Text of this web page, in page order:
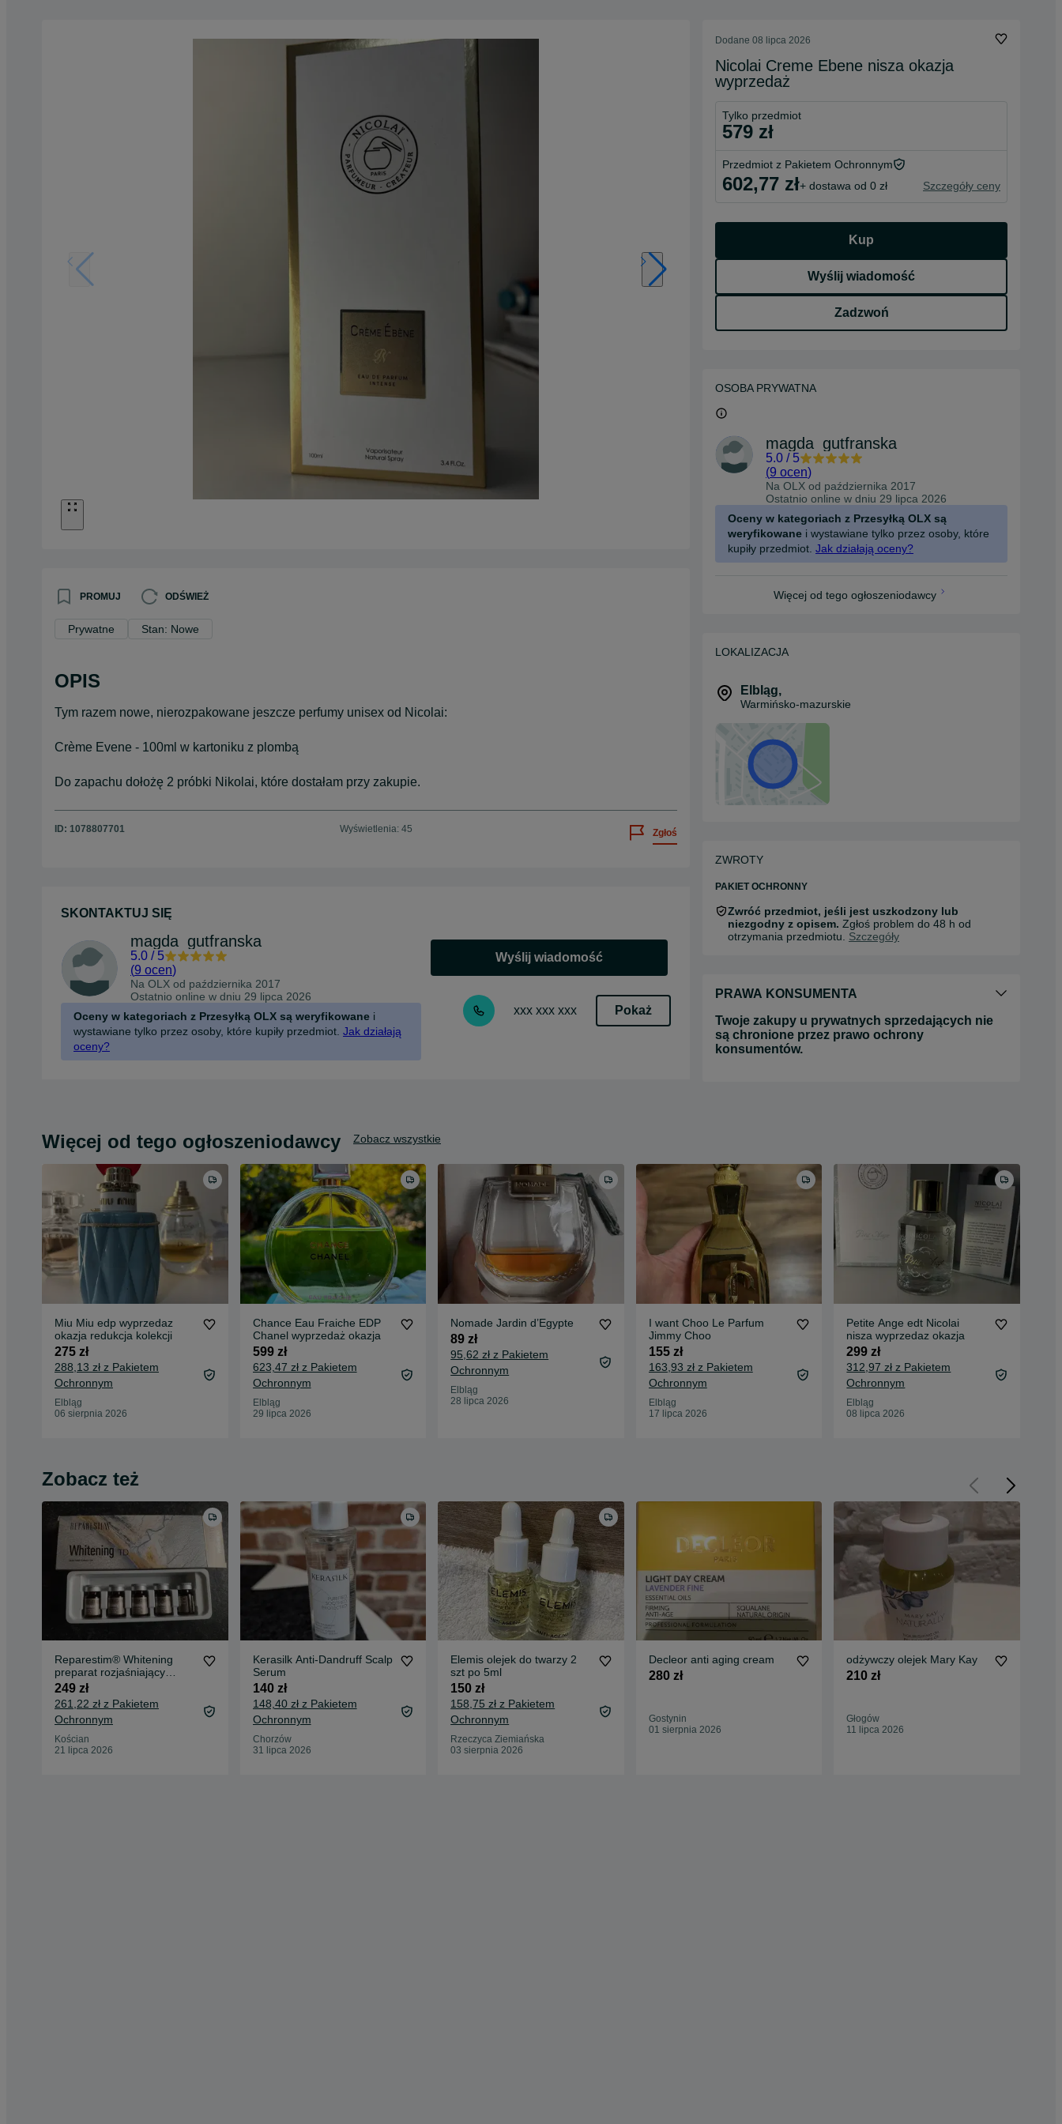
PROMUJ ODŚWIEŻ
Prywatne Stan: Nowe
OPIS
Tym razem nowe, nierozpakowane jeszcze perfumy unisex od Nicolai:
Crème Evene - 100ml w kartoniku z plombą
Do zapachu dołożę 2 próbki Nikolai, które dostałam przy zakupie.
ID: 1078807701 Wyświetlenia: 45 Zgłoś
SKONTAKTUJ SIĘ
magda_gutfranska
5.0 / 5
(9 ocen)
Na OLX od października 2017
Ostatnio online w dniu 29 lipca 2026
Oceny w kategoriach z Przesyłką OLX są weryfikowane i
wystawiane tylko przez osoby, które kupiły przedmiot. Jak działają
oceny?
Wyślij wiadomość
xxx xxx xxx Pokaż
Dodane 08 lipca 2026
Nicolai Creme Ebene nisza okazja
wyprzedaż
Tylko przedmiot
579 zł
Przedmiot z Pakietem Ochronnym
602,77 zł+ dostawa od 0 zł Szczegóły ceny
Kup
Wyślij wiadomość
Zadzwoń
OSOBA PRYWATNA
magda_gutfranska
5.0 / 5
(9 ocen)
Na OLX od października 2017
Ostatnio online w dniu 29 lipca 2026
Oceny w kategoriach z Przesyłką OLX są
weryfikowane i wystawiane tylko przez osoby, które
kupiły przedmiot. Jak działają oceny?
Więcej od tego ogłoszeniodawcy
LOKALIZACJA
Elbląg,
Warmińsko-mazurskie
ZWROTY
PAKIET OCHRONNY
Zwróć przedmiot, jeśli jest uszkodzony lub
niezgodny z opisem. Zgłoś problem do 48 h od
otrzymania przedmiotu. Szczegóły
PRAWA KONSUMENTA
Twoje zakupy u prywatnych sprzedających nie
są chronione przez prawo ochrony
konsumentów.
Więcej od tego ogłoszeniodawcy Zobacz wszystkie
Miu Miu edp wyprzedaz
okazja redukcja kolekcji
275 zł
288,13 zł z Pakietem
Ochronnym
Elbląg
06 sierpnia 2026
Chance Eau Fraiche EDP
Chanel wyprzedaż okazja
599 zł
623,47 zł z Pakietem
Ochronnym
Elbląg
29 lipca 2026
Nomade Jardin d’Egypte
89 zł
95,62 zł z Pakietem
Ochronnym
Elbląg
28 lipca 2026
I want Choo Le Parfum
Jimmy Choo
155 zł
163,93 zł z Pakietem
Ochronnym
Elbląg
17 lipca 2026
Petite Ange edt Nicolai
nisza wyprzedaz okazja
299 zł
312,97 zł z Pakietem
Ochronnym
Elbląg
08 lipca 2026
Zobacz też
Reparestim® Whitening
preparat rozjaśniający
5x5ml
249 zł
261,22 zł z Pakietem
Ochronnym
Kościan
21 lipca 2026
Kerasilk Anti-Dandruff Scalp
Serum
140 zł
148,40 zł z Pakietem
Ochronnym
Chorzów
31 lipca 2026
Elemis olejek do twarzy 2
szt po 5ml
150 zł
158,75 zł z Pakietem
Ochronnym
Rzeczyca Ziemiańska
03 sierpnia 2026
Decleor anti aging cream
280 zł
Gostynin
01 sierpnia 2026
odżywczy olejek Mary Kay
210 zł
Głogów
11 lipca 2026